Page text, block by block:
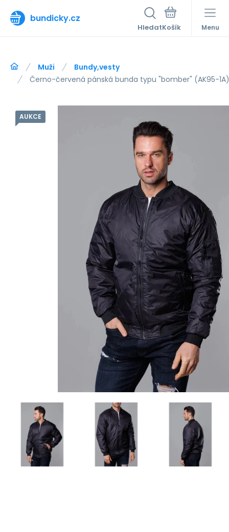
bundicky.cz
Hledat Menu
Muži
Bundy,vesty
Černo-červená pánská bunda typu "bomber" (AK95-
AUKCE